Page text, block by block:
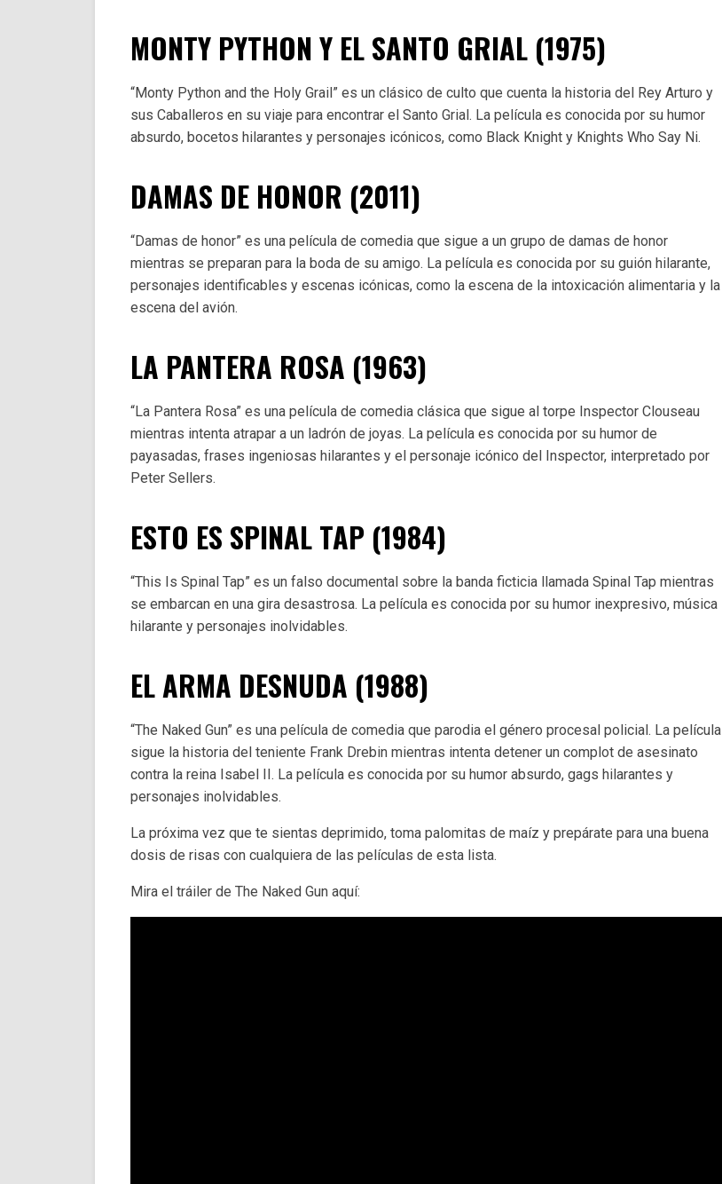
MONTY PYTHON Y EL SANTO GRIAL (1975)
“Monty Python and the Holy Grail” es un clásico de culto que cuenta la historia del Rey Arturo y
sus Caballeros en su viaje para encontrar el Santo Grial. La película es conocida por su humor
absurdo, bocetos hilarantes y personajes icónicos, como Black Knight y Knights Who Say Ni.
DAMAS DE HONOR (2011)
“Damas de honor” es una película de comedia que sigue a un grupo de damas de honor
mientras se preparan para la boda de su amigo. La película es conocida por su guión hilarante,
personajes identificables y escenas icónicas, como la escena de la intoxicación alimentaria y la
escena del avión.
LA PANTERA ROSA (1963)
“La Pantera Rosa” es una película de comedia clásica que sigue al torpe Inspector Clouseau
mientras intenta atrapar a un ladrón de joyas. La película es conocida por su humor de
payasadas, frases ingeniosas hilarantes y el personaje icónico del Inspector, interpretado por
Peter Sellers.
ESTO ES SPINAL TAP (1984)
“This Is Spinal Tap” es un falso documental sobre la banda ficticia llamada Spinal Tap mientras
se embarcan en una gira desastrosa. La película es conocida por su humor inexpresivo, música
hilarante y personajes inolvidables.
EL ARMA DESNUDA (1988)
“The Naked Gun” es una película de comedia que parodia el género procesal policial. La película
sigue la historia del teniente Frank Drebin mientras intenta detener un complot de asesinato
contra la reina Isabel II. La película es conocida por su humor absurdo, gags hilarantes y
personajes inolvidables.
La próxima vez que te sientas deprimido, toma palomitas de maíz y prepárate para una buena
dosis de risas con cualquiera de las películas de esta lista.
Mira el tráiler de The Naked Gun aquí: